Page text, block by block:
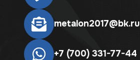
metalon2017@bk.ru
+7 (700) 331-77-44